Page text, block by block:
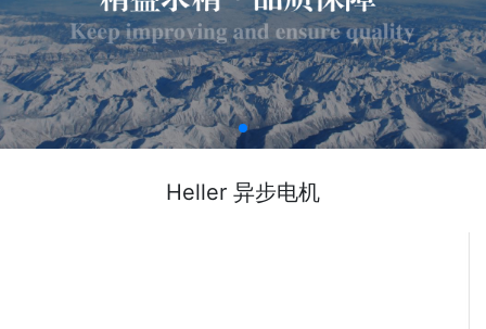
Heller 异步电机